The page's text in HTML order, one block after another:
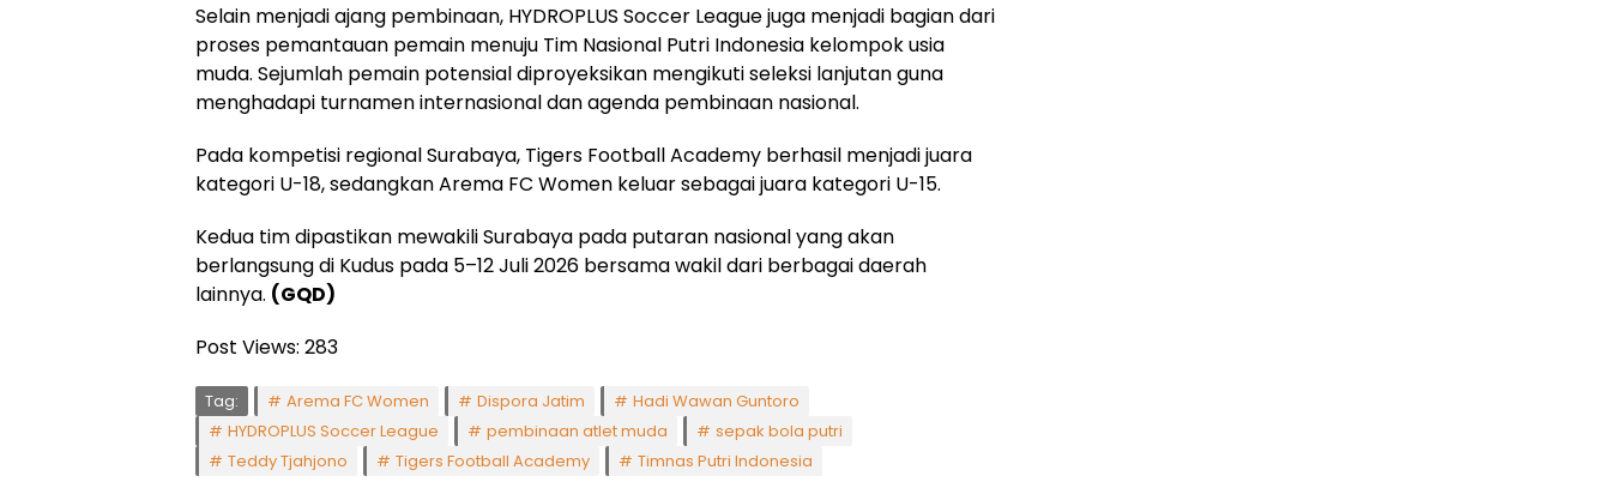
Selain menjadi ajang pembinaan, HYDROPLUS Soccer League juga menjadi bagian dari
proses pemantauan pemain menuju Tim Nasional Putri Indonesia kelompok usia
muda. Sejumlah pemain potensial diproyeksikan mengikuti seleksi lanjutan guna
menghadapi turnamen internasional dan agenda pembinaan nasional.
Pada kompetisi regional Surabaya, Tigers Football Academy berhasil menjadi juara
kategori U-18, sedangkan Arema FC Women keluar sebagai juara kategori U-15.
Kedua tim dipastikan mewakili Surabaya pada putaran nasional yang akan
berlangsung di Kudus pada 5–12 Juli 2026 bersama wakil dari berbagai daerah
lainnya. (GQD)
Post Views: 283
Tag: Arema FC Women Dispora Jatim
Hadi Wawan Guntoro
HYDROPLUS Soccer League
pembinaan atlet muda
sepak bola putri
Teddy Tjahjono
Tigers Football Academy Timnas Putri Indonesia